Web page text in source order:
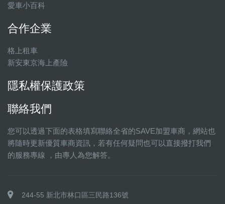
愛車小百科
合作企業
格上租車
新安東京海上產險
隱私權保護政策
聯絡我們
您可以透過下面的表格填寫聯絡全省的SAVE加盟車商，網站也
將隨時更新優質車商資訊，若有任何疑問也可以直接撥打我們
的服務專線 ，由專人為您解答。
244-55 新北市林口區三民路136號